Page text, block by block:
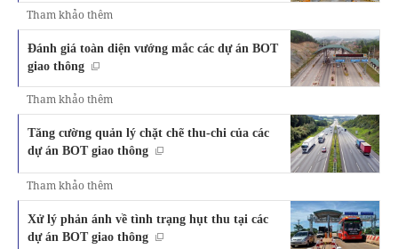
Tham khảo thêm
Đánh giá toàn diện vướng mắc các dự án BOT
giao thông
Tham khảo thêm
Tăng cường quản lý chặt chẽ thu-chi của các
dự án BOT giao thông
Tham khảo thêm
Xử lý phản ánh về tình trạng hụt thu tại các
dự án BOT giao thông